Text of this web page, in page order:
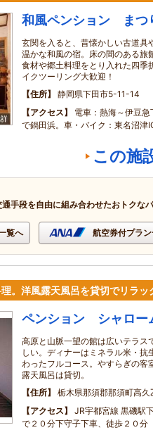
和風ペンション まつ
玄関を入ると、昔懐かしい古道具
温かな和風の宿。床の間のある旅
食材や郷土料理をとり入れた四季
イクツーリング大歓迎！
住所
静岡県下田市5-11-14
アクセス
電車：熱海～伊豆
で鍋田浜。車・バイク：東名沼津
この施
通手段を自由に組み合わせたおトクな
覧へ 航空券付プラ
。洋風露天風呂を貸切でリラッ
ペンション シャロー
高原と山脈一望の館は広いテラス
しい。ディナーはミネラル米・抗
わったフルコース。やすらぎの客
露天風呂は貸切。
住所
栃木県那須郡那須町高
アクセス
JR宇都宮線 黒磯駅
で２０分下守子下車、徒歩２０